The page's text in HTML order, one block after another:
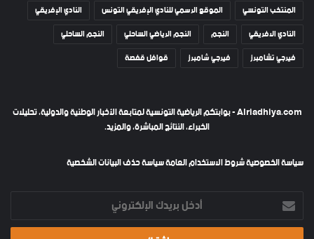
المنتخب التونسي
الموقع الرسمي للنادي الإفريقي التونس
النادي الإفريقي
النادي الافريقي
النجم النجم الرياضي الساحلي
النجم الساحلي
فيرجي تشامبرز
فيرجي شامبرز قوافل قفصة
Alriadhiya.com - بوابتكم الرياضية التونسية لمتابعة الأخبار الوطنية والدولية، تحليلات
الخبراء، النتائج المباشرة، والمزيد.
سياسة الخصوصيةشروط الاستخدام العامةسياسة حذف البيانات الشخصية
أدخل
بريدك
الإلكتروني